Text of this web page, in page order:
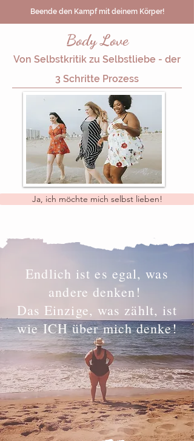
Beende den Kampf mit deinem Körper!
Body Love
Von Selbstkritik zu Selbstliebe - der
3 Schritte Prozess
Ja, ich möchte mich selbst lieben!
Endlich ist es egal, was
andere denken!
Das Einzige, was zählt, ist
wie ICH über mich denke!